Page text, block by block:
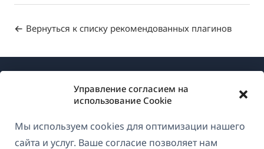
Управление согласием на
использование Cookie
Мы используем cookies для оптимизации нашего
сайта и услуг. Ваше согласие позволяет нам
Вернуться к списку рекомендованных плагинов
О WPML